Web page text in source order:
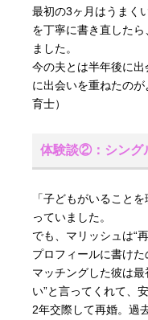
最初の3ヶ月はうまく
を丁寧に書き直した
ました。
今の夫とは半年後に
に出会いを重ねたの
育士）
体験談②：シング
「子どもがいること
っていました。
でも、マリッシュは“
プロフィールに書けた
マッチングした彼は
い”と言ってくれて、
2年交際して再婚。過